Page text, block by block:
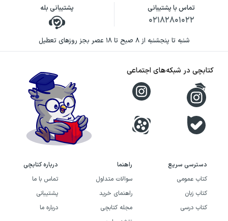
تماس با پشتیبانی
۰۲۱۸۲۸۰۱۰۲۲
پشتیبانی بله
شنبه تا پنجشنبه از ۸ صبح تا ۱۸ عصر بجز روزهای تعطیل
دسترسی سریع
کتاب عمومی
کتاب زبان
کتاب درسی
راهنما
سوالات متداول
راهنمای خرید
مجله کتابچی
درباره کتابچی
تماس با ما
پشتیبانی
درباره ما
کتابچی در شبکه‌های اجتماعی